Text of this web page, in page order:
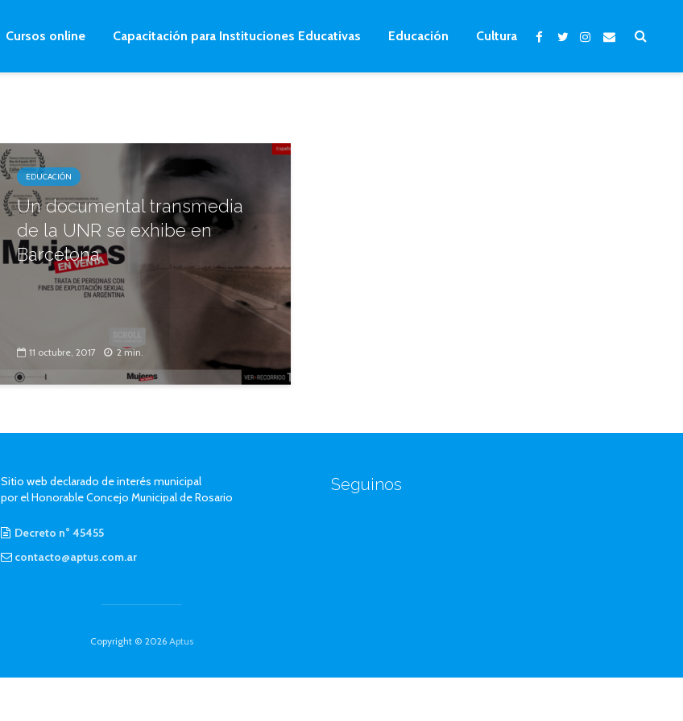
Cursos online Capacitación para Instituciones Educativas Educación Cultura
EDUCACIÓN
Un documental transmedia
de la UNR se exhibe en
Barcelona
11 octubre, 2017 2 min.
Sitio web declarado de interés municipal
por el Honorable Concejo Municipal de Rosario
Decreto n° 45455
contacto@aptus.com.ar
Seguinos
Copyright © 2026 Aptus